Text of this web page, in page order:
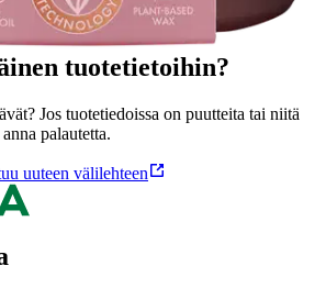
tuotetietoihin?
Jos tuotetiedoissa on puutteita tai niitä
palautetta.
uuteen välilehteen